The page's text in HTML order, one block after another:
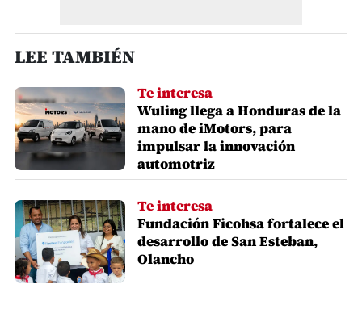
LEE TAMBIÉN
Te interesa
Wuling llega a Honduras de la
mano de iMotors, para
impulsar la innovación
automotriz
Te interesa
Fundación Ficohsa fortalece el
desarrollo de San Esteban,
Olancho